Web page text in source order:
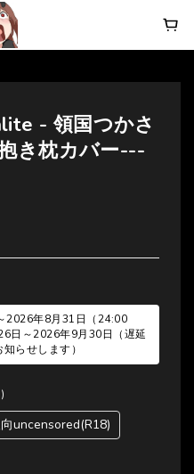
- 領国つかさ
き枕カバー---
2026年8月31日（24:00
日～2026年9月30日（遅延
らせします）
uncensored(R18)